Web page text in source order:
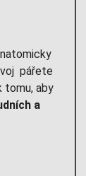
pářete
tomu, aby
a